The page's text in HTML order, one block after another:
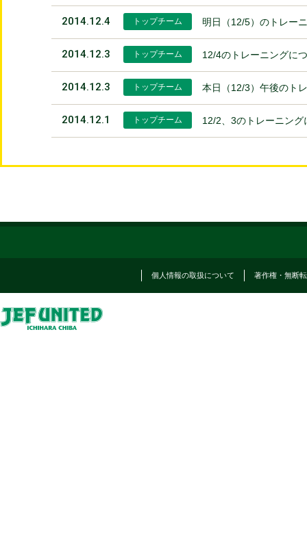
2014.12.4 トップチーム 明日（12/5）のトレー
2014.12.3 トップチーム 12/4のトレーニングに
2014.12.3 トップチーム 本日（12/3）午後のト
2014.12.1 トップチーム 12/2、3のトレーニング
個人情報の取扱について 著作権・無断